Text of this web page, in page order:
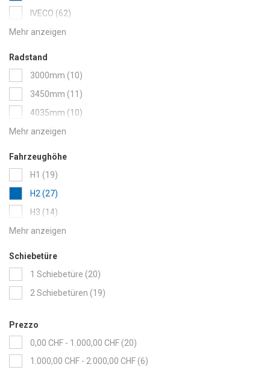
IVECO
62items
KIA 2items
Radstand
3000mm
10items
3450mm
11 items
4035mm
10items
4035mm L
Fahrzeughöhe
H1
19items
H2 27items
H3
14items
Hochdach HD
Schiebetüre
1 Schiebetüre
20items
2 Schiebetüren
19items
Prezzo
0,00 CHF - 1.000,00 CHF 20items
1.000,00 CHF - 2.000,00 CHF 6items